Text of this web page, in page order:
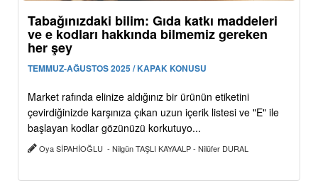
Tabağınızdaki bilim: Gıda katkı maddeleri
ve e kodları hakkında bilmemiz gereken
her şey
TEMMUZ-AĞUSTOS 2025 / KAPAK KONUSU
Market rafında elinize aldığınız bir ürünün etiketini
çevirdiğinizde karşınıza çıkan uzun içerik listesi ve "E" ile
başlayan kodlar gözünüzü korkutuyo...
Oya SİPAHİOĞLU - Nilgün TAŞLI KAYAALP - Nilüfer DURAL